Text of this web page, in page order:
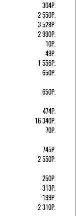
304Р.
2 550Р.
3 528Р.
2 990Р.
10Р.
49Р.
1 556Р.
650Р.
650Р.
474Р.
16 340Р.
70Р.
745Р.
2 550Р.
250Р.
313Р.
199Р.
2 310Р.